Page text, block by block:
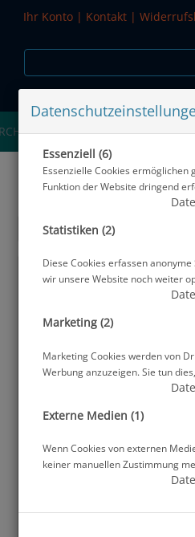
Ihr Konto | Kontakt |
NEOPRENANZÜGE
Sortierung :
Essenziell (6)
Essenzielle Cookies
Funktion der Website dringend
Statistiken (2)
Diese Cookies erfassen
wir unsere Website noch weiter
Marketing (2)
Marketing Cookies werden von
Werbung anzuzeigen. Sie tun
Externe Medien (1)
Wenn Cookies von externen
keiner manuellen Zustimmung